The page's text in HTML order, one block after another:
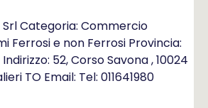
Srl Categoria: Commercio
Ferrosi e non Ferrosi Provincia:
52, Corso Savona , 10024
TO Email: Tel: 011641980